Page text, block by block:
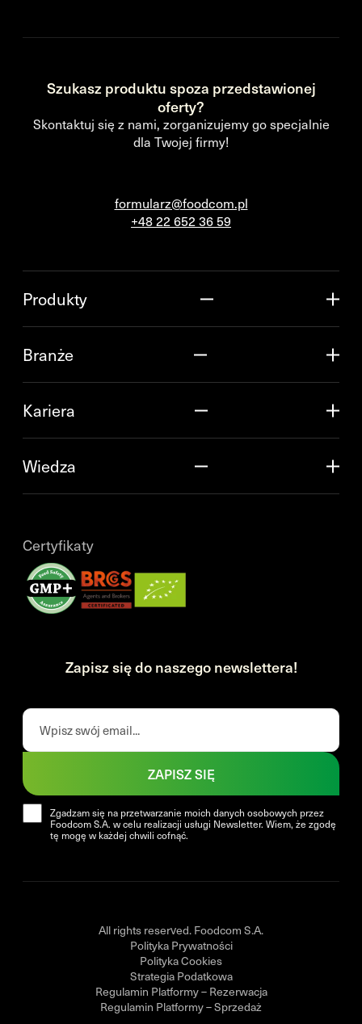
Szukasz produktu spoza przedstawionej
oferty?
Skontaktuj się z nami, zorganizujemy go specjalnie
dla Twojej firmy!
formularz@foodcom.pl
+48 22 652 36 59
Produkty
Branże
Kariera
Wiedza
Certyfikaty
Zapisz się do naszego newslettera!
Zgadzam się na przetwarzanie moich danych osobowych przez
Foodcom S.A. w celu realizacji usługi Newsletter. Wiem, że zgodę
tę mogę w każdej chwili cofnąć.
ZAPISZ SIĘ
All rights reserved. Foodcom S.A.
Polityka Prywatności
Polityka Cookies
Strategia Podatkowa
Regulamin Platformy – Rezerwacja
Regulamin Platformy – Sprzedaż